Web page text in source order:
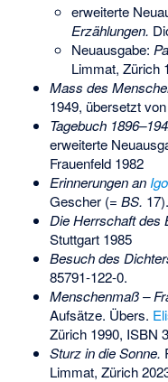
erweiterte
Erzählungen.
Neuausgabe:
Limmat, Zürich
Mass des
1949, übersetzt von
Tagebuch
erweiterte
Frauenfeld 1982
Erinnerungen an
Gescher (= BS.
Die Herrschaft des
Stuttgart 1985
Besuch des
85791-122-0.
Menschenmaß –
Aufsätze. Übers.
Zürich 1990, ISBN
Sturz in die Sonne.
Limmat, Zürich